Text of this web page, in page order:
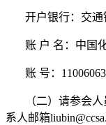
开户银行：交通
账 户 名：中国
账 号：
（二）请参会人
系人邮箱